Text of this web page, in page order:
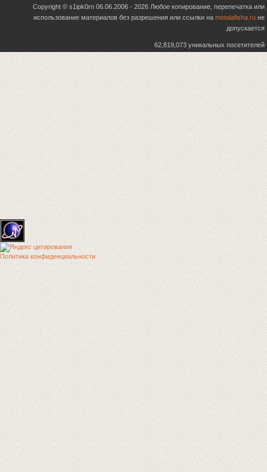
Copyright © s1ipk0rn 06.06.2006 - 2026 Любое копирование, перепечатка или
использование материалов без разрешения или ссылки на metalafisha.ru не
допускается
62,819,073 уникальных посетителей
Политика конфиденциальности